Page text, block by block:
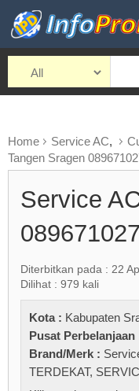
Home Service AC,
Tangen Sragen
Service
Diterbitkan pada : 22
Dilihat : 979 kali
Kota : Kabupaten
Pusat Perbelanjaan
Brand/Merk :
TERDEKAT,